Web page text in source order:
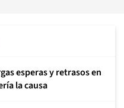
esperas y retrasos en
la causa